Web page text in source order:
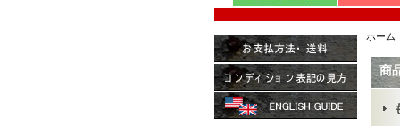
ホーム
商